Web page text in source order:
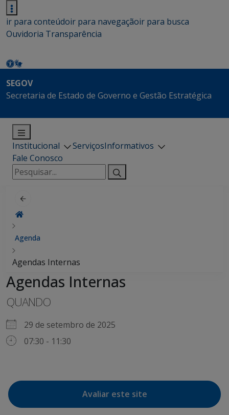
ir para conteúdoir para navegaçãoir para busca
Ouvidoria Transparência
SEGOV
Secretaria de Estado de Governo e Gestão Estratégica
Institucional ServiçosInformativos
Fale Conosco
Pesquisar
por:
Agenda
Agendas Internas
Agendas Internas
QUANDO
29 de setembro de 2025
07:30 - 11:30
Avaliar este site